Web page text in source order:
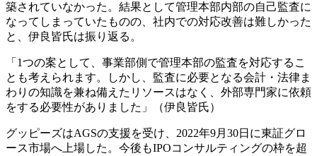
築されていなかった。結果として管理本部内部の自己監査に
なってしまっていたものの、社内での対応改善は難しかった
と、伊良皆氏は振り返る。
「1つの案として、事業部側で管理本部の監査を対応するこ
とも考えられます。しかし、監査に必要となる会計・法律ま
わりの知識を兼ね備えたリソースはなく、外部専門家に依頼
をする必要性がありました」（伊良皆氏）
グッピーズはAGSの支援を受け、2022年9月30日に東証グロ
ース市場へ上場した。今後もIPOコンサルティングの枠を超